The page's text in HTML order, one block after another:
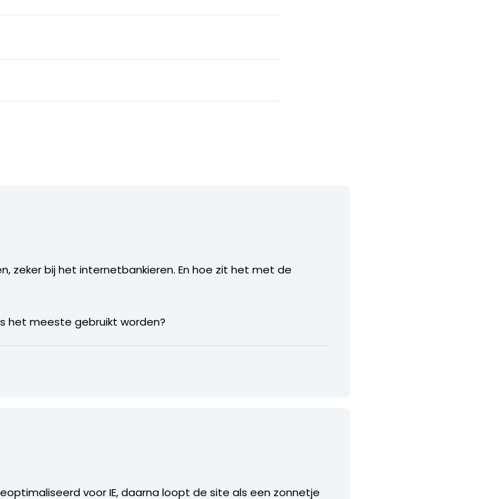
zeker bij het internetbankieren. En hoe zit het met de
het meeste gebruikt worden?
voor IE, daarna loopt de site als een zonnetje